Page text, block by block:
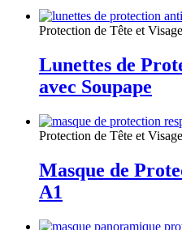
Protection de Tête et Visage
Lunettes de
avec Soupape
Protection de Tête et Visage
Masque de
A1